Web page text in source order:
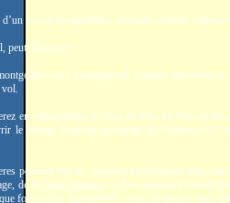
vol en montgolfiere, en toute sécurité.
peut démarrer !
en compagnie de Damien Merceron
en montgolfiere le Pays du Puy du Fou ou les
le Marais Poitevin au départ de Fontenay le
peuvent être les heureux bénéficiaires d'un
de la Saint Valentin ou d'un départ à la
fois qu'une montgolfière passe au dessus leurs